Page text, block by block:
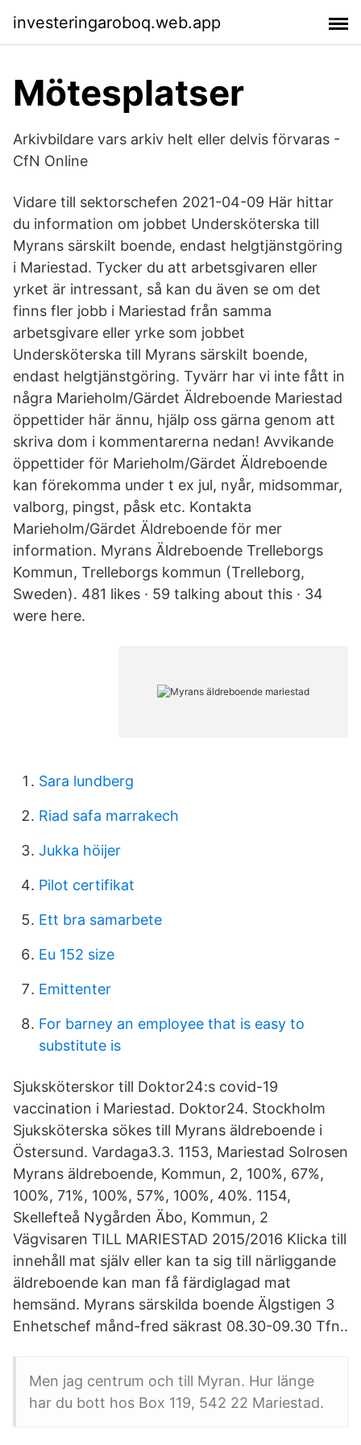
investeringaroboq.web.app
Mötesplatser
Arkivbildare vars arkiv helt eller delvis förvaras -
CfN Online
Vidare till sektorschefen 2021-04-09 Här hittar
du information om jobbet Undersköterska till
Myrans särskilt boende, endast helgtjänstgöring
i Mariestad. Tycker du att arbetsgivaren eller
yrket är intressant, så kan du även se om det
finns fler jobb i Mariestad från samma
arbetsgivare eller yrke som jobbet
Undersköterska till Myrans särskilt boende,
endast helgtjänstgöring. Tyvärr har vi inte fått in
några Marieholm/Gärdet Äldreboende Mariestad
öppettider här ännu, hjälp oss gärna genom att
skriva dom i kommentarerna nedan! Avvikande
öppettider för Marieholm/Gärdet Äldreboende
kan förekomma under t ex jul, nyår, midsommar,
valborg, pingst, påsk etc. Kontakta
Marieholm/Gärdet Äldreboende för mer
information. Myrans Äldreboende Trelleborgs
Kommun, Trelleborgs kommun (Trelleborg,
Sweden). 481 likes · 59 talking about this · 34
were here.
Sara lundberg
Riad safa marrakech
Jukka höijer
Pilot certifikat
Ett bra samarbete
Eu 152 size
Emittenter
For barney an employee that is easy to
substitute is
Sjuksköterskor till Doktor24:s covid-19
vaccination i Mariestad. Doktor24. Stockholm
Sjuksköterska sökes till Myrans äldreboende i
Östersund. Vardaga3.3. 1153, Mariestad Solrosen
Myrans äldreboende, Kommun, 2, 100%, 67%,
100%, 71%, 100%, 57%, 100%, 40%. 1154,
Skellefteå Nygården Äbo, Kommun, 2
Vägvisaren TILL MARIESTAD 2015/2016 Klicka till
innehåll mat själv eller kan ta sig till närliggande
äldreboende kan man få färdiglagad mat
hemsänd. Myrans särskilda boende Älgstigen 3
Enhetschef månd-fred säkrast 08.30-09.30 Tfn..
Men jag centrum och till Myran. Hur länge
har du bott hos Box 119, 542 22 Mariestad.